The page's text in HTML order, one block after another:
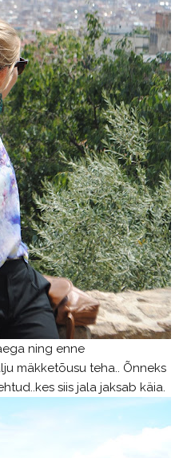
ning enne
mäkketõusu teha.. Õnneks
siis jala jaksab käia.